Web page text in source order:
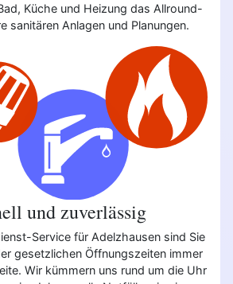
Küche und Heizung das Allround-
sanitären Anlagen und Planungen.
und zuverlässig
Service für Adelzhausen sind Sie
gesetzlichen Öffnungszeiten immer
Wir kümmern uns rund um die Uhr